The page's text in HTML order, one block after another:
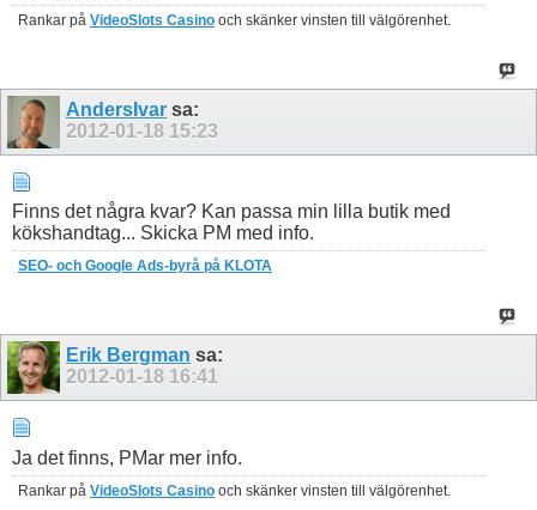
Rankar på VideoSlots Casino och skänker vinsten till välgörenhet.
AndersIvar sa:
2012-01-18 15:23
Finns det några kvar? Kan passa min lilla butik med
kökshandtag... Skicka PM med info.
SEO- och Google Ads-byrå på KLOTA
Erik Bergman sa:
2012-01-18 16:41
Ja det finns, PMar mer info.
Rankar på VideoSlots Casino och skänker vinsten till välgörenhet.